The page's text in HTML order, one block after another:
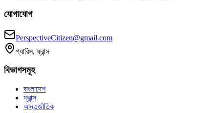
যোগাযোগ
PerspectiveCitizen@gmail.com
প্যারিস, ফ্রান্স
বিভাগসমূহ
বাংলাদেশ
ফ্রান্স
আন্তর্জাতিক